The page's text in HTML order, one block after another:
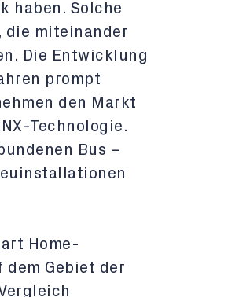
haben. Solche
die miteinander
Die Entwicklung
prompt
den Markt
Technologie.
Bus –
Home-
Gebiet der